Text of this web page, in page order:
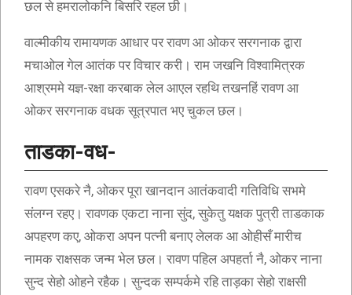
छल से हमरालोकनि बिसरि रहल छी।
वाल्मीकीय रामायणक आधार पर रावण आ ओकर सरगनाक द्वारा
मचाओल गेल आतंक पर विचार करी। राम जखनि विश्वामित्रक
आश्रममे यज्ञ-रक्षा करबाक लेल आएल रहथि तखनहिं रावण आ
ओकर सरगनाक वधक सूत्रपात भए चुकल छल।
ताडका-वध-
रावण एसकरे नै, ओकर पूरा खानदान आतंकवादी गतिविधि सभमे
संलग्न रहए। रावणक एकटा नाना सुंद, सुकेतु यक्षक पुत्री ताडकाक
अपहरण कए, ओकरा अपन पत्नी बनाए लेलक आ ओहीसँ मारीच
नामक राक्षसक जन्म भेल छल। रावण पहिल अपहर्ता नै, ओकर नाना
सुन्द सेहो ओहने रहैक। सुन्दक सम्पर्कमे रहि ताड़का सेहो राक्षसी